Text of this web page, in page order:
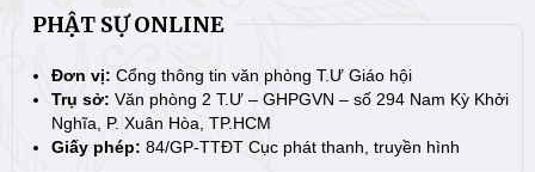
PHẬT SỰ ONLINE
Đơn vị: Cổng thông tin văn phòng T.Ư Giáo hội
Trụ sở: Văn phòng 2 T.Ư – GHPGVN – số 294 Nam Kỳ Khởi
Nghĩa, P. Xuân Hòa, TP.HCM
Giấy phép: 84/GP-TTĐT Cục phát thanh, truyền hình